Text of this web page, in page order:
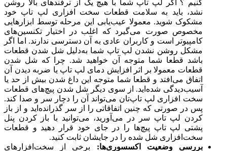
کنیم ؟ اگر لپ تاپ شما با هیچ یک از ترفندهای بالا روشن
نشد، باید به سلامت قطعات سخت افزاری لپ تاپ خود
مشکوک شوید. معمولا عیب‌یابی این مرحله توسط ابزارهایی
مخصوص صورت می‌گیرد که اغلب در اختیار تکنسین‌های
کامپیوتر است و کاربران عادی به آن دسترسی ندارند. اما اگر
مشکل روشن نشدن لپ تاپ شما به‌دلیل شل شدن قطعات
باشد قطعا شما متوجه آن خواهید شد. چرا که شل شدن
قطعات معمولا بر اثر افزایش دمای لپ تاپ یا ضربه دیدن آن
اتفاق می‌افتد و قطعا شما متوجه این داغ شدن بیش از حد یا
آسیب‌دیدگی شده‌اید. از سوی دیگر شل شدن پیچ‌های قطعات
سخت افزاری لپ تاپ‌تان می‌تواند آن را دچار سر و صدا کند.
پس در صورتی که چنین اتفاقاتی را از سر گذرانده‌اید و از باز
کردن لپ تاپ سر در می‌آورید، می‌توانید با باز کردن پنل
پشتی لپ تاپ پیچ‌ها را در جای خود قرار دهید و قطعات
سخت‌افزاری شل شده را در جایشان ثابت کنید.
بررسی وضعیت اکسسوری‌ها: برخی از سخت‌افزارهای